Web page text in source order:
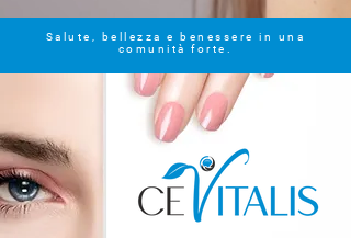
Salute, bellezza e benessere in una
comunità forte.